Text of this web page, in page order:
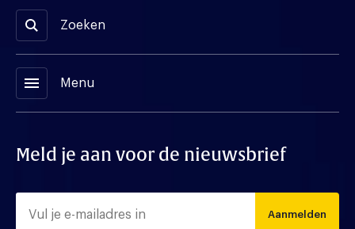
Zoeken
menu Menu
Meld je aan voor de nieuwsbrief
Aanmelden